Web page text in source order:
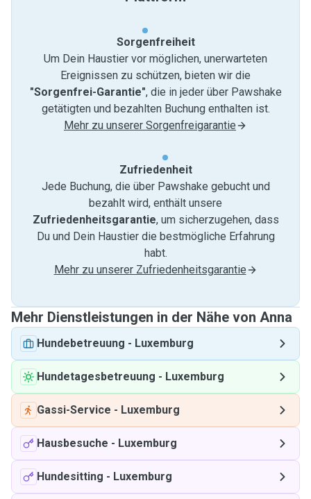
Sorgenfreiheit
Um Dein Haustier vor möglichen, unerwarteten
Ereignissen zu schützen, bieten wir die
"Sorgenfrei-Garantie", die in jeder über Pawshake
getätigten und bezahlten Buchung enthalten ist.
Mehr zu unserer Sorgenfreigarantie
Zufriedenheit
Jede Buchung, die über Pawshake gebucht und
bezahlt wird, enthält unsere
Zufriedenheitsgarantie, um sicherzugehen, dass
Du und Dein Haustier die bestmögliche Erfahrung
habt.
Mehr zu unserer Zufriedenheitsgarantie
Mehr Dienstleistungen in der Nähe von Anna
Hundebetreuung - Luxemburg
Hundetagesbetreuung - Luxemburg
Gassi-Service - Luxemburg
Hausbesuche - Luxemburg
Hundesitting - Luxemburg